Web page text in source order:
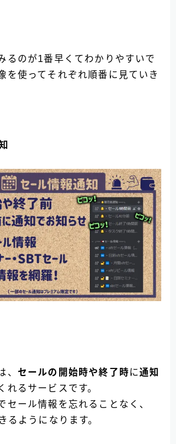
るのが1番早くてわかりやすいで
を使ってそれぞれ順番に見ていき
、 セールの開始時や終了時 に通知
れるサービスです。
セール情報を忘れることなく、
るようになります。